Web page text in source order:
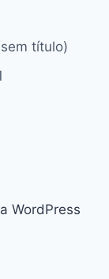
título)
WordPress